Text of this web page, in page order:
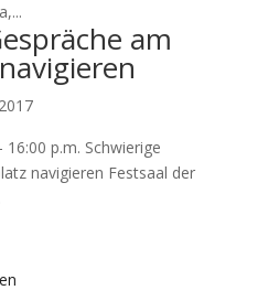
am
p.m. Schwierige
navigieren Festsaal der